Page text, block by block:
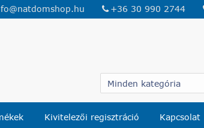
+36 30 990 2744
Kivitelezői regisztráció Kapcsolat